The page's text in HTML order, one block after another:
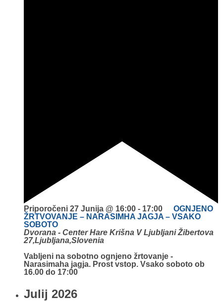
Priporočeni 27 Junija @ 16:00 - 17:00
OGNJENO
ŽRTVOVANJE – NARASIMHA JAGJA – VSAKO
SOBOTO
Dvorana - Center Hare Krišna V LjubljaniŽibertova
27,Ljubljana,Slovenia
Vabljeni na sobotno ognjeno žrtovanje -
Narasimaha jagja. Prost vstop. Vsako soboto ob
16.00 do 17:00
Julij 2026